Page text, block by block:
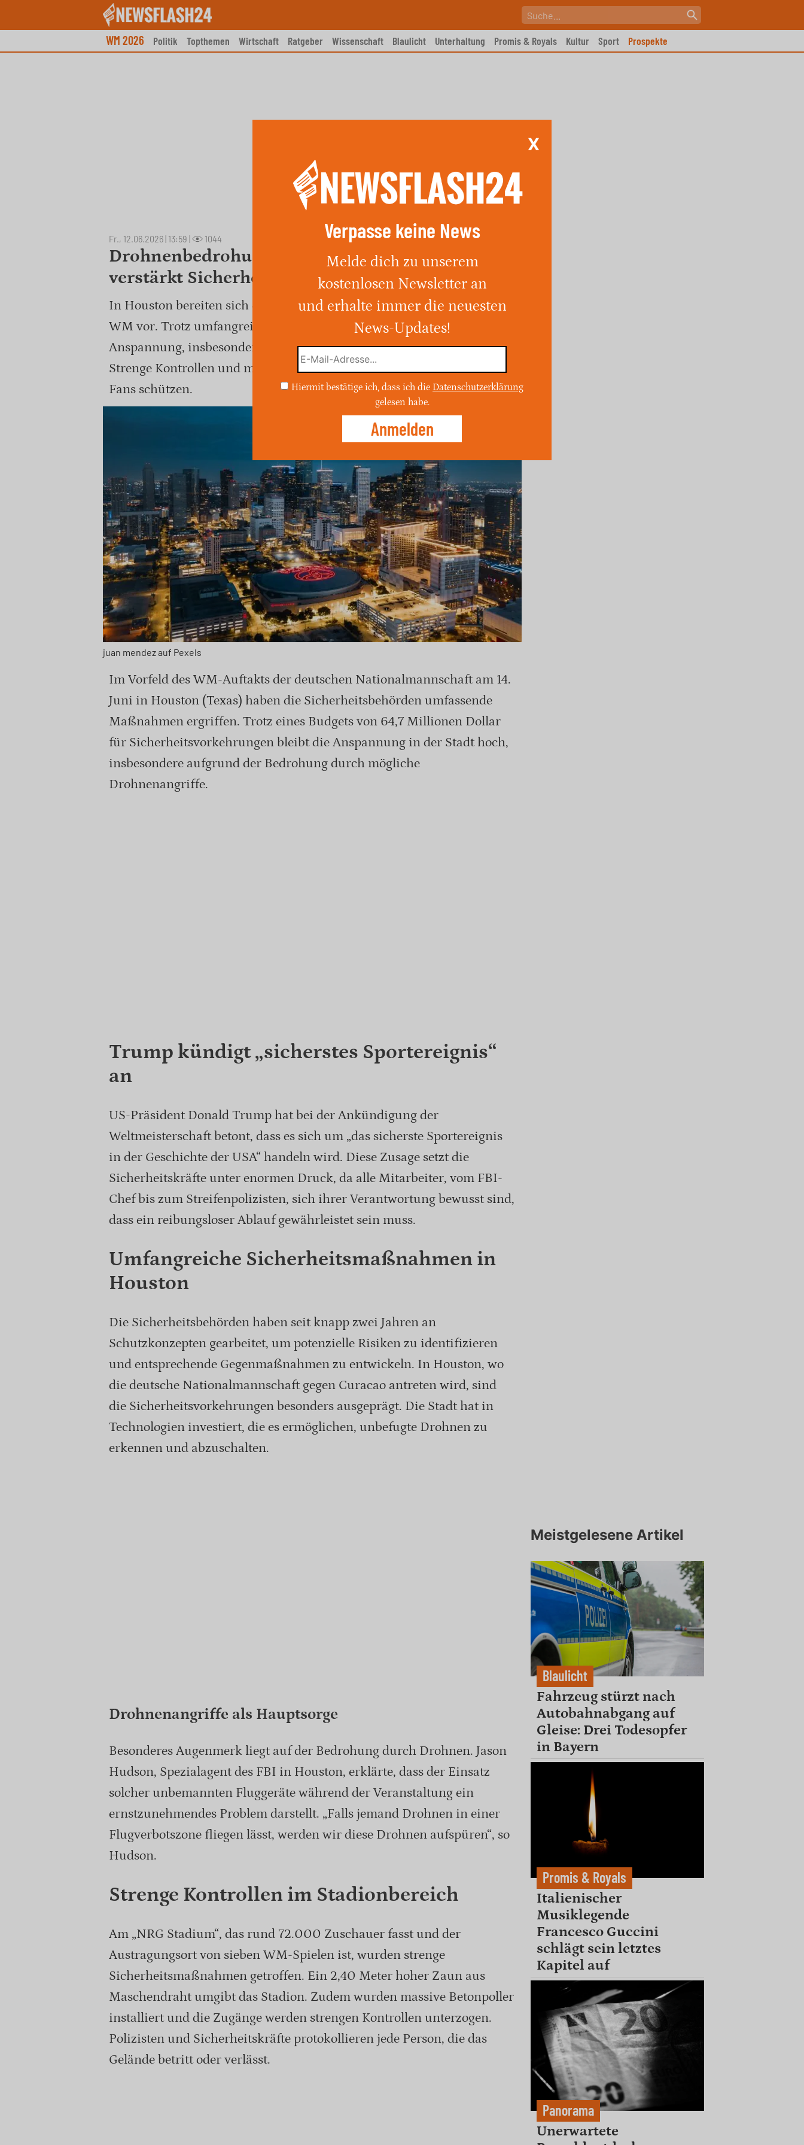
WM 2026 Politik Topthemen Wirtschaft Ratgeber Wissenschaft Blaulicht Unterhaltung Promis & Royals Kultur Sport Prospekte
Fr., 12.06.2026 | 13:59 1044
Drohnenbedrohung schürt Ängste: Houston
verstärkt Sicherheitsmaßnahmen für die WM
In Houston bereiten sich die Behörden intensiv auf die bevorstehende
WM vor. Trotz umfangreicher Sicherheitsinvestitionen herrscht große
Anspannung, insbesondere wegen der Sorge vor Drohnenangriffen.
Strenge Kontrollen und massive Sicherheitsmaßnahmen sollen die
Fans schützen.
juan mendez auf Pexels
Im Vorfeld des WM-Auftakts der deutschen Nationalmannschaft am 14.
Juni in Houston (Texas) haben die Sicherheitsbehörden umfassende
Maßnahmen ergriffen. Trotz eines Budgets von 64,7 Millionen Dollar
für Sicherheitsvorkehrungen bleibt die Anspannung in der Stadt hoch,
insbesondere aufgrund der Bedrohung durch mögliche
Drohnenangriffe.
Trump kündigt „sicherstes Sportereignis“
an
US-Präsident Donald Trump hat bei der Ankündigung der
Weltmeisterschaft betont, dass es sich um „das sicherste Sportereignis
in der Geschichte der USA“ handeln wird. Diese Zusage setzt die
Sicherheitskräfte unter enormen Druck, da alle Mitarbeiter, vom FBI-
Chef bis zum Streifenpolizisten, sich ihrer Verantwortung bewusst sind,
dass ein reibungsloser Ablauf gewährleistet sein muss.
Umfangreiche Sicherheitsmaßnahmen in
Houston
Die Sicherheitsbehörden haben seit knapp zwei Jahren an
Schutzkonzepten gearbeitet, um potenzielle Risiken zu identifizieren
und entsprechende Gegenmaßnahmen zu entwickeln. In Houston, wo
die deutsche Nationalmannschaft gegen Curacao antreten wird, sind
die Sicherheitsvorkehrungen besonders ausgeprägt. Die Stadt hat in
Technologien investiert, die es ermöglichen, unbefugte Drohnen zu
erkennen und abzuschalten.
Drohnenangriffe als Hauptsorge
Besonderes Augenmerk liegt auf der Bedrohung durch Drohnen. Jason
Hudson, Spezialagent des FBI in Houston, erklärte, dass der Einsatz
solcher unbemannten Fluggeräte während der Veranstaltung ein
ernstzunehmendes Problem darstellt. „Falls jemand Drohnen in einer
Flugverbotszone fliegen lässt, werden wir diese Drohnen aufspüren“, so
Hudson.
Strenge Kontrollen im Stadionbereich
Am „NRG Stadium“, das rund 72.000 Zuschauer fasst und der
Austragungsort von sieben WM-Spielen ist, wurden strenge
Sicherheitsmaßnahmen getroffen. Ein 2,40 Meter hoher Zaun aus
Maschendraht umgibt das Stadion. Zudem wurden massive Betonpoller
installiert und die Zugänge werden strengen Kontrollen unterzogen.
Polizisten und Sicherheitskräfte protokollieren jede Person, die das
Gelände betritt oder verlässt.
Meistgelesene Artikel
Blaulicht
Fahrzeug stürzt nach
Autobahnabgang auf
Gleise: Drei Todesopfer
in Bayern
Promis & Royals
Italienischer
Musiklegende
Francesco Guccini
schlägt sein letztes
Kapitel auf
Panorama
Unerwartete
X
Verpasse keine News
Melde dich zu unserem
kostenlosen Newsletter an
und erhalte immer die neuesten
News-Updates!
Hiermit bestätige ich, dass ich die Datenschutzerklärung
gelesen habe.